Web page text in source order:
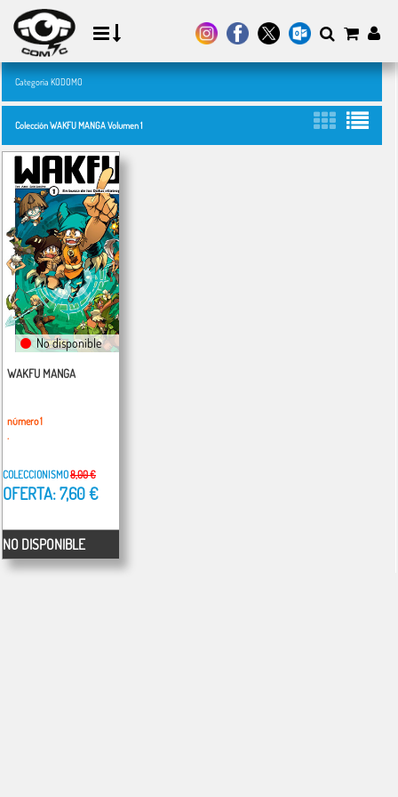
Categoría KODOMO
Colección WAKFU MANGA Volumen 1
No disponible
WAKFU MANGA
número 1
.
COLECCIONISMO8,00 €
OFERTA: 7,60 €
NO DISPONIBLE